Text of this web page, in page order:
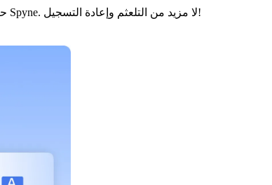
حطم حواجز اللغة مع التعليق الصوتي متعدد اللغات من Spyne. لا مزيد من التلعثم وإعادة التسجيل!